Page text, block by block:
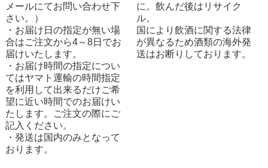
メールにてお問い合わせ下
さい。）
・お届け日の指定が無い場
合はご注文から4～8日でお
届けいたします。
・お届け時間の指定につい
てはヤマト運輸の時間指定
を利用して出来るだけご希
望に近い時間でのお届けい
たします。ご注文の際にご
記入ください。
・発送は国内のみとなって
おります。
に。飲んだ後はリサイク
ル。
国により飲酒に関する法律
が異なるため酒類の海外発
送はお断りしております。